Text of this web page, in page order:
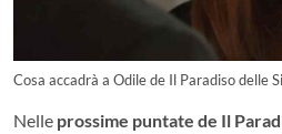
Cosa accadrà a Odile de Il Paradiso delle
Nelle prossime puntate de Il